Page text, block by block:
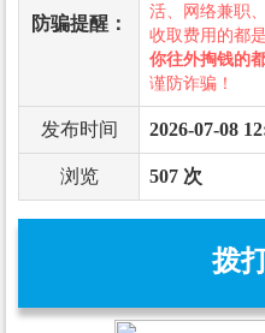
防骗提醒：
活、网络兼职
收取费用的都
你往外掏钱的
谨防诈骗！
发布时间 2026-07-08
浏览 507 次
拨